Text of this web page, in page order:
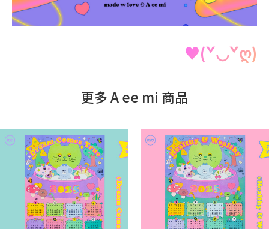
♥(ˇ◡ˇღ)
更多 A ee mi 商品